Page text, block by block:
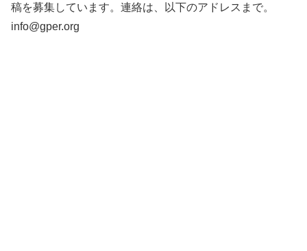
稿を募集しています。連絡は、以下のアドレスまで。
info@gper.org